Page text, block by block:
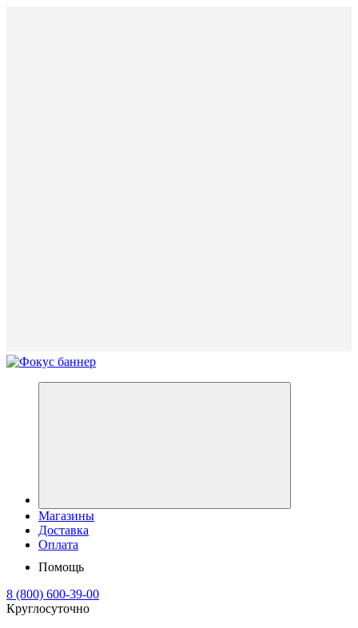
Магазины
Доставка
Оплата
Помощь
8 (800) 600-39-00
Круглосуточно